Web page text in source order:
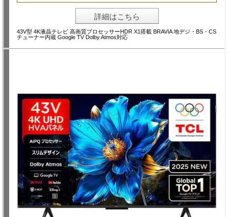
詳細はこちら
43V型 4K液晶テレビ 高画質プロセッサーHDR X1搭載 BRAVIA 地デジ・BS・CS
チューナー内蔵 Google TV Dolby Atmos対応